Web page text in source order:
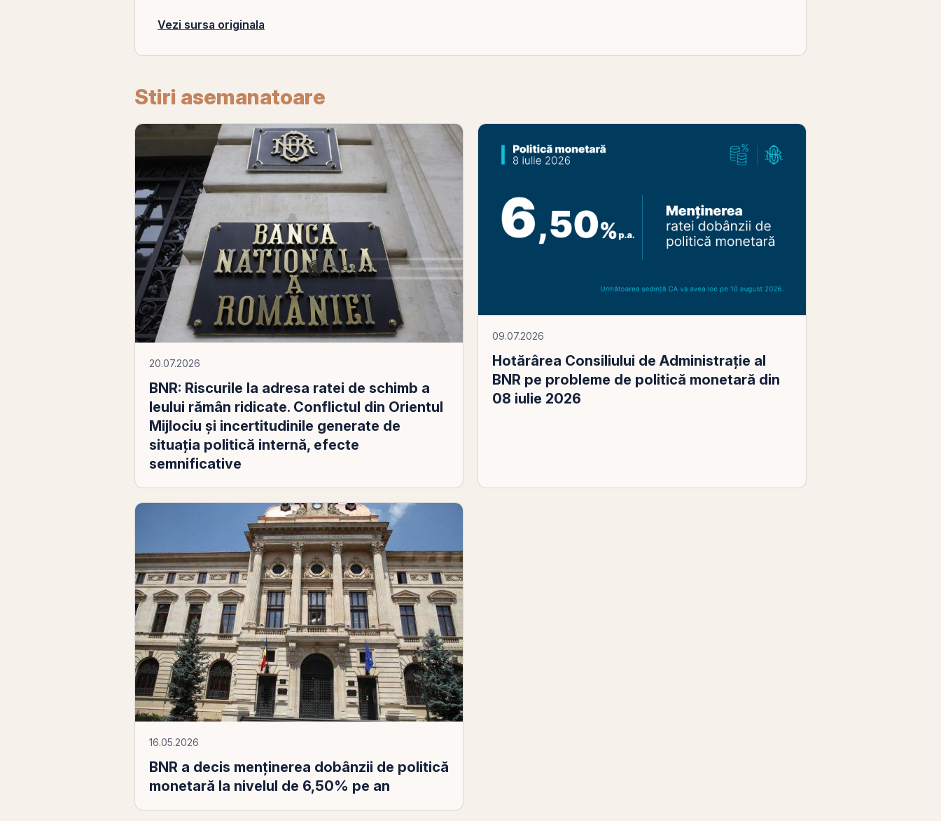
Vezi sursa originala
Stiri asemanatoare
20.07.2026
BNR: Riscurile la adresa ratei de schimb a
leului rămân ridicate. Conflictul din Orientul
Mijlociu şi incertitudinile generate de
situaţia politică internă, efecte
semnificative
09.07.2026
Hotărârea Consiliului de Administrație al
BNR pe probleme de politică monetară din
08 iulie 2026
16.05.2026
BNR a decis menţinerea dobânzii de politică
monetară la nivelul de 6,50% pe an